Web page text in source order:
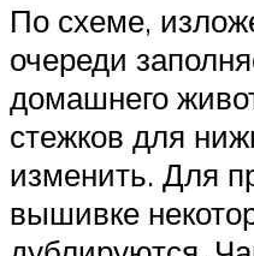
По схеме,
очереди
домашнего
стежков для
изменить. Для
вышивке